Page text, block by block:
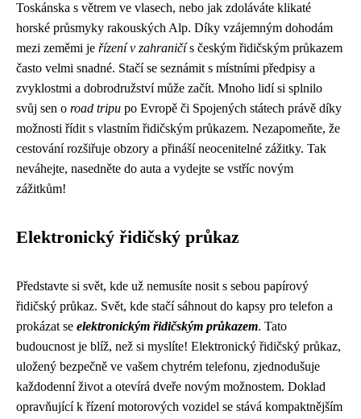
Toskánska s větrem ve vlasech, nebo jak zdoláváte klikaté
horské průsmyky rakouských Alp. Díky vzájemným dohodám
mezi zeměmi je řízení v zahraničís českým řidičským průkazem
často velmi snadné. Stačí se seznámit s místními předpisy a
zvyklostmi a dobrodružství může začít. Mnoho lidí si splnilo
svůj sen o road tripu po Evropě či Spojených státech právě díky
možnosti řídit s vlastním řidičským průkazem. Nezapomeňte, že
cestování rozšiřuje obzory a přináší neocenitelné zážitky. Tak
neváhejte, nasedněte do auta a vydejte se vstříc novým
zážitkům!
Elektronický řidičský průkaz
Představte si svět, kde už nemusíte nosit s sebou papírový
řidičský průkaz. Svět, kde stačí sáhnout do kapsy pro telefon a
prokázat se elektronickým řidičským průkazem. Tato
budoucnost je blíž, než si myslíte! Elektronický řidičský průkaz,
uložený bezpečně ve vašem chytrém telefonu, zjednodušuje
každodenní život a otevírá dveře novým možnostem. Doklad
opravňující k řízení motorových vozidel se stává kompaktnějším